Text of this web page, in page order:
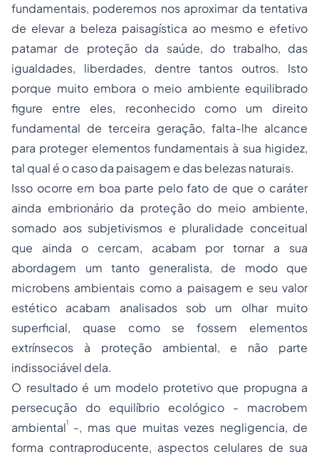
fundamentais, poderemos nos aproximar da tentativa
de elevar a beleza paisagística ao mesmo e efetivo
patamar de proteção da saúde, do trabalho, das
igualdades, liberdades, dentre tantos outros. Isto
porque muito embora o meio ambiente equilibrado
figure entre eles, reconhecido como um direito
fundamental de terceira geração, falta-lhe alcance
para proteger elementos fundamentais à sua higidez,
tal qual é o caso da paisagem e das belezas naturais.
Isso ocorre em boa parte pelo fato de que o caráter
ainda embrionário da proteção do meio ambiente,
somado aos subjetivismos e pluralidade conceitual
que ainda o cercam, acabam por tornar a sua
abordagem um tanto generalista, de modo que
microbens ambientais como a paisagem e seu valor
estético acabam analisados sob um olhar muito
superficial, quase como se fossem elementos
extrínsecos à proteção ambiental, e não parte
indissociável dela.
O resultado é um modelo protetivo que propugna a
persecução do equilíbrio ecológico - macrobem
ambiental1
-, mas que muitas vezes negligencia, de
forma contraproducente, aspectos celulares de sua